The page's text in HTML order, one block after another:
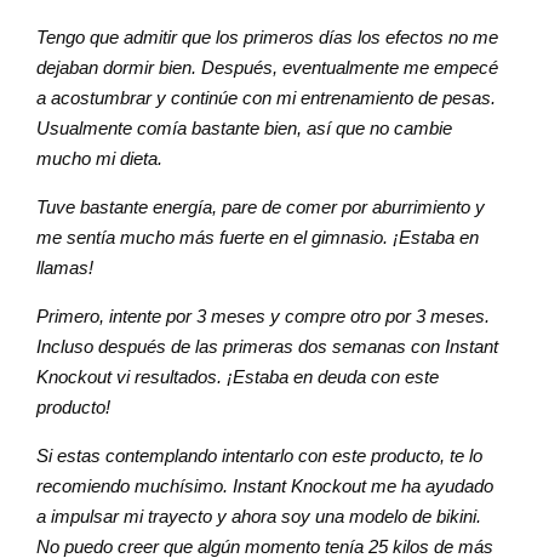
Tengo que admitir que los primeros días los efectos no me
dejaban dormir bien. Después, eventualmente me empecé
a acostumbrar y continúe con mi entrenamiento de pesas.
Usualmente comía bastante bien, así que no cambie
mucho mi dieta.
Tuve bastante energía, pare de comer por aburrimiento y
me sentía mucho más fuerte en el gimnasio. ¡Estaba en
llamas!
Primero, intente por 3 meses y compre otro por 3 meses.
Incluso después de las primeras dos semanas con Instant
Knockout vi resultados. ¡Estaba en deuda con este
producto!
Si estas contemplando intentarlo con este producto, te lo
recomiendo muchísimo. Instant Knockout me ha ayudado
a impulsar mi trayecto y ahora soy una modelo de bikini.
No puedo creer que algún momento tenía 25 kilos de más